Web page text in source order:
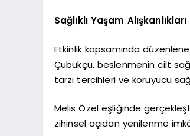
Sağlıklı Yaşam
Etkinlik kapsamında
Çubukçu, beslenmenin cilt
tarzı tercihleri ve koruyucu
Melis Özel eşliğinde
zihinsel açıdan yenilenme